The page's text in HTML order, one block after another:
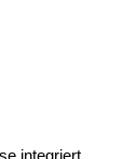
integriert.